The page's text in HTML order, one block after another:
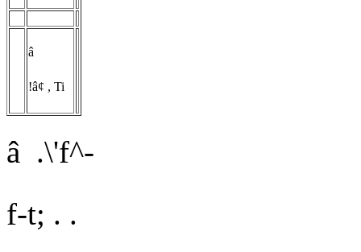
â
!â¢ , Ti
â .\'f^-
f-t; . .